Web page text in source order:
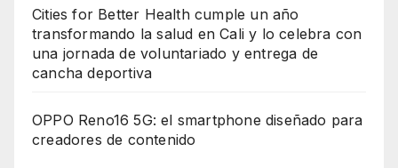
Cities for Better Health cumple un año
transformando la salud en Cali y lo celebra con
una jornada de voluntariado y entrega de
cancha deportiva
OPPO Reno16 5G: el smartphone diseñado para
creadores de contenido